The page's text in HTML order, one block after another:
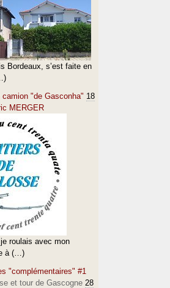
Bordeaux, s’est faite en
camion "de Gasconha" 18
MERGER
roulais avec mon
à (…)
"complémentaires" #1
et tour de Gascogne 28